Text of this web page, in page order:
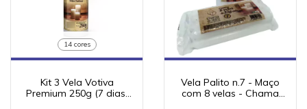
14 cores
Kit 3 Vela Votiva
Premium 250g (7 dias)
Vela Palito n.7 - Maço
com 8 velas - Chama